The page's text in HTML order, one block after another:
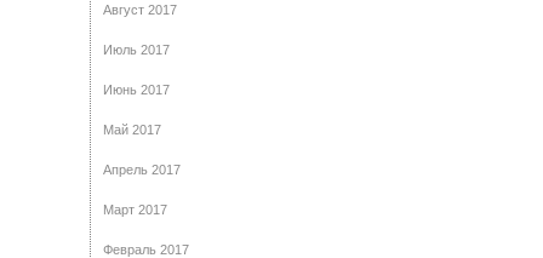
Август 2017
Июль 2017
Июнь 2017
Май 2017
Апрель 2017
Март 2017
Февраль 2017